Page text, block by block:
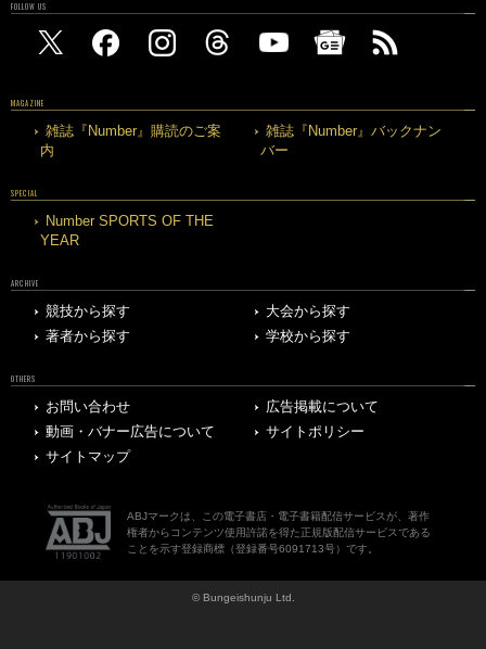
FOLLOW US
MAGAZINE
雑誌『Number』購読のご案
内
雑誌『Number』バックナン
バー
SPECIAL
Number SPORTS OF THE
YEAR
ARCHIVE
競技から探す
大会から探す
著者から探す
学校から探す
OTHERS
お問い合わせ
広告掲載について
動画・バナー広告について
サイトポリシー
サイトマップ
ABJマークは、この電子書店・電子書籍配信サービスが、著作
権者からコンテンツ使用許諾を得た正規版配信サービスである
ことを示す登録商標（登録番号6091713号）です。
© Bungeishunju Ltd.